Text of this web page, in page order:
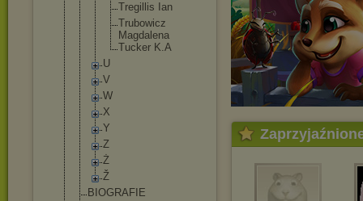
Tregillis Ian
Trubowicz
Magdalena
Tucker K.A
U
V
W
X
Y
Z
Ż
Ž
BIOGRAFIE